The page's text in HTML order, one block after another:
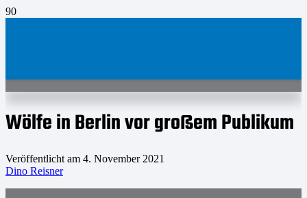
Wölfe in Berlin vor großem Publikum
Veröffentlicht am 4. November 2021
Dino Reisner